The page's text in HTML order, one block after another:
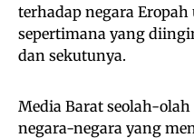
terhadap negara
sepertimana yang
dan sekutunya.
Media Barat seolah-
negara-negara yang